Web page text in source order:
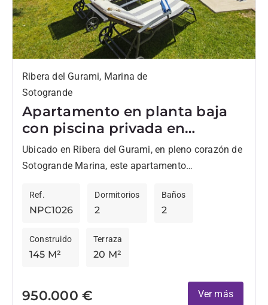
Ribera del Gurami, Marina de
Sotogrande
Apartamento en planta baja
con piscina privada en
Sotogrande Marina
Ubicado en Ribera del Gurami, en pleno corazón de
Sotogrande Marina, este apartamento
combinación de confort, ubicación y vistas
abiertas...
NPC1026
Ref.
2
Dormitorios
2
Baños
145 M²
Construido
20 M²
Terraza
950.000 € Ver más